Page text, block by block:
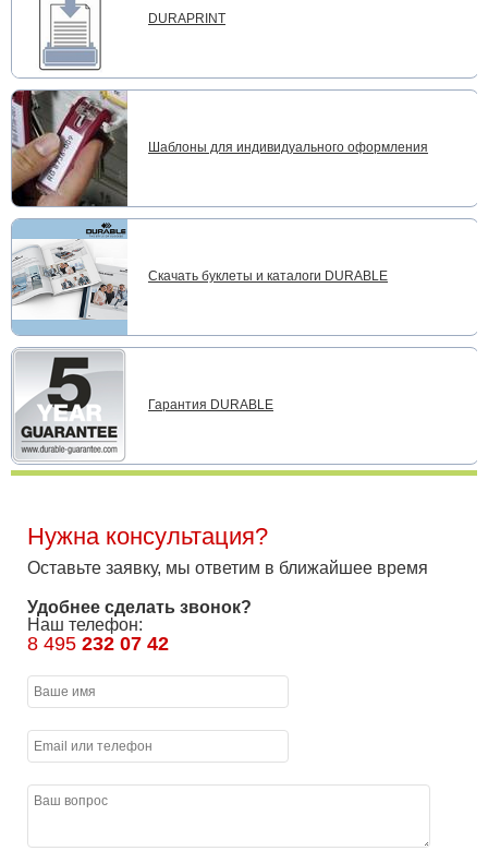
DURAPRINT
Шаблоны для индивидуального оформления
Скачать буклеты и каталоги DURABLE
Гарантия DURABLE
Нужна консультация?
Оставьте заявку, мы ответим в ближайшее время
Удобнее сделать звонок?
Наш телефон:
8 495 232 07 42